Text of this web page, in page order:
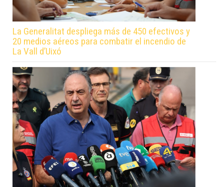
La Generalitat despliega más de 450 efectivos y
20 medios aéreos para combatir el incendio de
La Vall d’Uixó